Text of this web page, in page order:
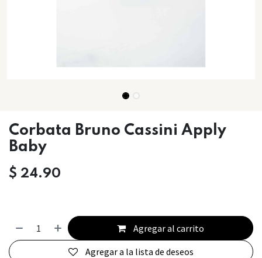
Corbata Bruno Cassini Apply
Baby
$ 24.90
Agregar al carrito
Agregar a la lista de deseos